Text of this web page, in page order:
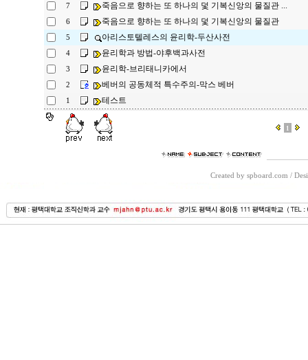
7 죽음으로 향하는 또 하나의 덫 기복신앙의 물질관 ...
6 죽음으로 향하는 또 하나의 덫 기복신앙의 물질관
5 아리스토텔레스의 윤리학-두산사전
4 윤리학과 방법-야후백과사전
3 윤리학-브리태니카에서
2 베버의 공동체적 특수주의-막스 베버
1 테스트
1
Created by spboard.com /